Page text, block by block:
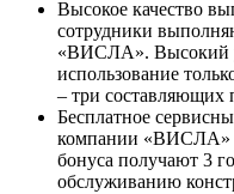
Высокое качество
сотрудники
«ВИСЛА». Высокий
использование
– три составляющих
Бесплатное
компании «ВИСЛА»
бонуса получают 3
обслуживанию